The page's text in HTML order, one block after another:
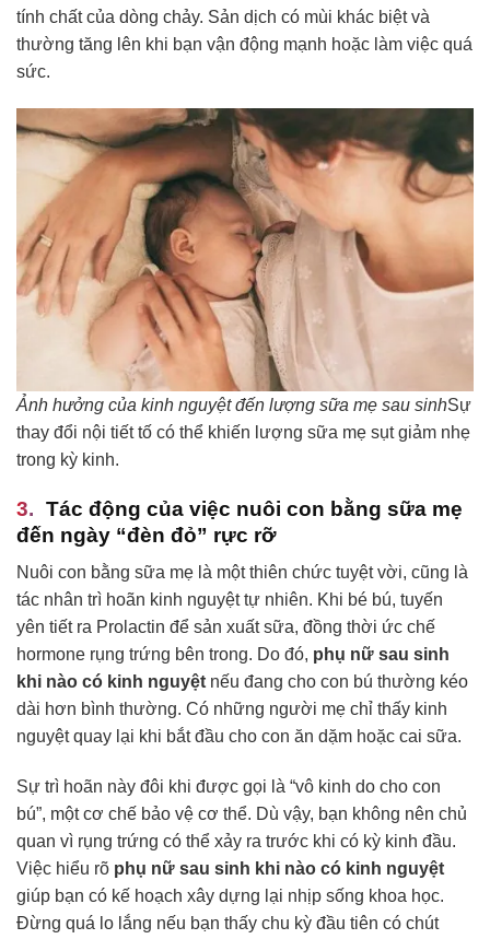
tính chất của dòng chảy. Sản dịch có mùi khác biệt và
thường tăng lên khi bạn vận động mạnh hoặc làm việc quá
sức.
Ảnh hưởng của kinh nguyệt đến lượng sữa mẹ sau sinhSự
thay đổi nội tiết tố có thể khiến lượng sữa mẹ sụt giảm nhẹ
trong kỳ kinh.
Tác động của việc nuôi con bằng sữa mẹ
đến ngày “đèn đỏ” rực rỡ
Nuôi con bằng sữa mẹ là một thiên chức tuyệt vời, cũng là
tác nhân trì hoãn kinh nguyệt tự nhiên. Khi bé bú, tuyến
yên tiết ra Prolactin để sản xuất sữa, đồng thời ức chế
hormone rụng trứng bên trong. Do đó, phụ nữ sau sinh
khi nào có kinh nguyệt nếu đang cho con bú thường kéo
dài hơn bình thường. Có những người mẹ chỉ thấy kinh
nguyệt quay lại khi bắt đầu cho con ăn dặm hoặc cai sữa.
Sự trì hoãn này đôi khi được gọi là “vô kinh do cho con
bú”, một cơ chế bảo vệ cơ thể. Dù vậy, bạn không nên chủ
quan vì rụng trứng có thể xảy ra trước khi có kỳ kinh đầu.
Việc hiểu rõ phụ nữ sau sinh khi nào có kinh nguyệt
giúp bạn có kế hoạch xây dựng lại nhịp sống khoa học.
Đừng quá lo lắng nếu bạn thấy chu kỳ đầu tiên có chút